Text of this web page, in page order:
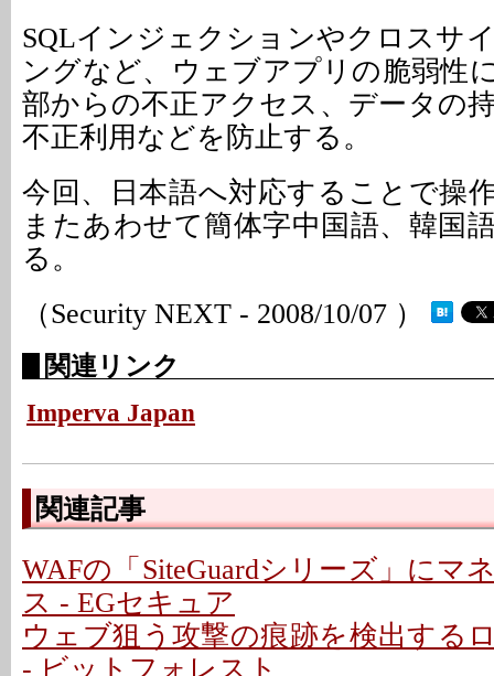
SQLインジェクションやクロスサ
ングなど、ウェブアプリの脆弱性
部からの不正アクセス、データの
不正利用などを防止する。
今回、日本語へ対応することで操
またあわせて簡体字中国語、韓国
る。
（Security NEXT - 2008/10/07 ）
関連リンク
Imperva Japan
関連記事
WAFの「SiteGuardシリーズ」にマ
ス - EGセキュア
ウェブ狙う攻撃の痕跡を検出する
- ビットフォレスト